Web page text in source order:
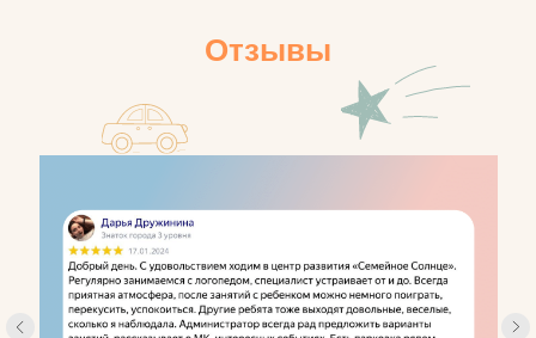
Отзывы